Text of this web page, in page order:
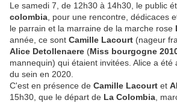
Le samedi 7, de 12h30 à 14h30, le public
colombia , pour une rencontre, dédicaces
le parrain et la marraine de la marche rose
année, ce sont Camille Lacourt (nageur
Alice Detollenaere (Miss bourgogne
mannequin) qui étaient invitées. Alice a été
du sein en 2020.
C'est en présence de Camille Lacourt et
15h30, que le départ de La Colombia ,